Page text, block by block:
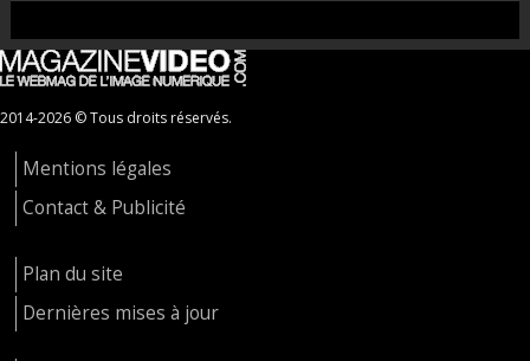
2014-2026 © Tous droits réservés.
Mentions légales
Contact & Publicité
Plan du site
Dernières mises à jour